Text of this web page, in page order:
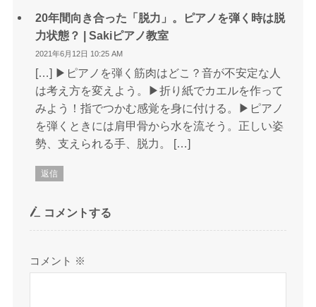
20年間向き合った「脱力」。ピアノを弾く時は脱
力状態？ | Sakiピアノ教室
2021年6月12日 10:25 AM
[…] ▶ピアノを弾く筋肉はどこ？音が不安定な人
は考え方を変えよう。▶折り紙でカエルを作って
みよう！指でつかむ感覚を身に付ける。▶ピアノ
を弾くときには肩甲骨から水を流そう。正しい姿
勢、支えられる手、脱力。 […]
返信
コメントする
コメント ※